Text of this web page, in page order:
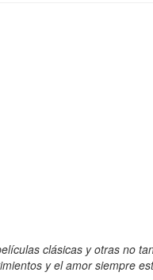
clásicas y otras no
y el amor siempre